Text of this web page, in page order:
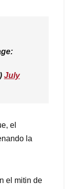
July
el
la
el mitin de